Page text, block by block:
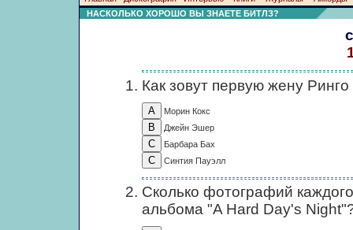
НАСКОЛЬКО ХОРОШО ВЫ ЗНАЕТЕ БИТЛЗ?
Как зовут первую жену
Морин Кокс
Джейн Эшер
Барбара Бах
Синтия Пауэлл
Сколько фотографий
альбома "A Hard Day's